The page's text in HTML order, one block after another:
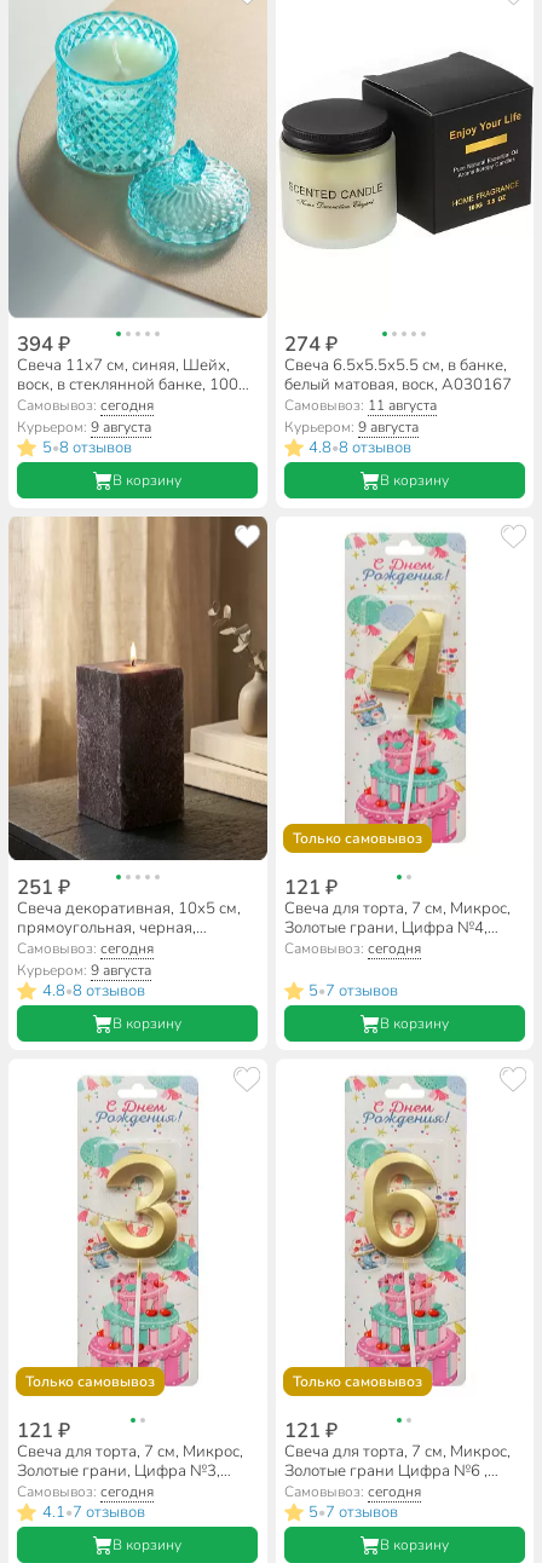
394 ₽
Свеча 11х7 см, синяя, Шейх,
воск, в стеклянной банке, 100
гр
Самовывоз:сегодня
Курьером:9 августа
5•8 отзывов
В корзину
274 ₽
Свеча 6.5х5.5х5.5 см, в банке,
белый матовая, воск, А030167
Самовывоз: 11 августа
Курьером: 9 августа
4.8•8 отзывов
В корзину
251 ₽
Свеча декоративная, 10х5 см,
прямоугольная, черная,
парафин, А030161
Самовывоз:сегодня
Курьером:9 августа
4.8•8 отзывов
В корзину
Только самовывоз
121 ₽
Свеча для торта, 7 см, Микрос,
Золотые грани, Цифра №4,
Ч54381
Самовывоз: сегодня
5•7 отзывов
В корзину
Только самовывоз
121 ₽
Свеча для торта, 7 см, Микрос,
Золотые грани, Цифра №3,
Ч54380
Самовывоз:сегодня
4.1•7 отзывов
В корзину
Только самовывоз
121 ₽
Свеча для торта, 7 см, Микрос,
Золотые грани Цифра №6 ,
Ч54383
Самовывоз: сегодня
5•7 отзывов
В корзину